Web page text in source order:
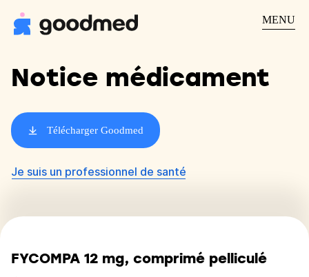
MENU
Notice médicament
Télécharger Goodmed
Je suis un professionnel de santé
FYCOMPA 12 mg, comprimé pelliculé